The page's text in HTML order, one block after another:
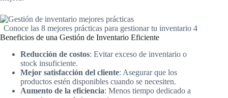
Conoce las 8 mejores prácticas para gestionar tu inventario 4
Beneficios de una Gestión de Inventario Eficiente
Reducción de costos: Evitar exceso de inventario o
stock insuficiente.
Mejor satisfacción del cliente: Asegurar que los
productos estén disponibles cuando se necesiten.
Aumento de la eficiencia: Menos tiempo dedicado a